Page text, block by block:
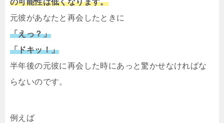
の可能性は低くなります。
元彼があなたと再会したときに
「えっ？」
「ドキッ！」
半年後の元彼に再会した時にあっと驚かせなければな
らないのです。
例えば